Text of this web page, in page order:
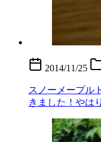
2014/11/25
スノーメープル
きました！やは